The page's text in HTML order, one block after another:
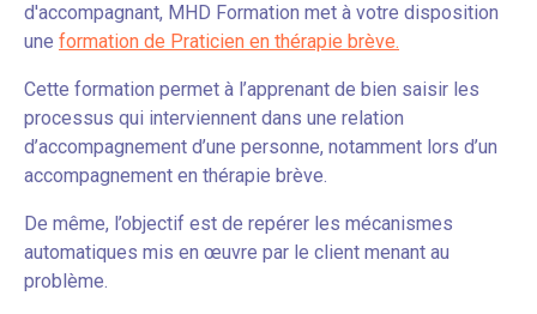
d'accompagnant, MHD Formation met à votre disposition
une formation de Praticien en thérapie brève.
Cette formation permet à l’apprenant de bien saisir les
processus qui interviennent dans une relation
d’accompagnement d’une personne, notamment lors d’un
accompagnement en thérapie brève.
De même, l’objectif est de repérer les mécanismes
automatiques mis en œuvre par le client menant au
problème.